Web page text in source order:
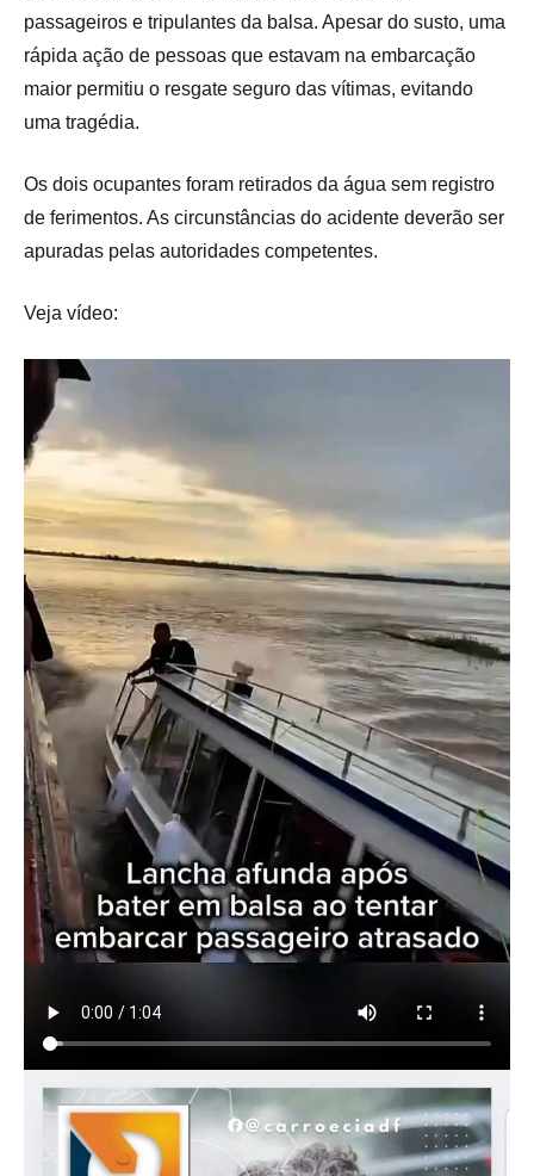
passageiros e tripulantes da balsa. Apesar do susto, uma
rápida ação de pessoas que estavam na embarcação
maior permitiu o resgate seguro das vítimas, evitando
uma tragédia.
Os dois ocupantes foram retirados da água sem registro
de ferimentos. As circunstâncias do acidente deverão ser
apuradas pelas autoridades competentes.
Veja vídeo: